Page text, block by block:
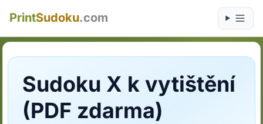
PrintSudoku.com
Sudoku X k vytištění
(PDF zdarma)